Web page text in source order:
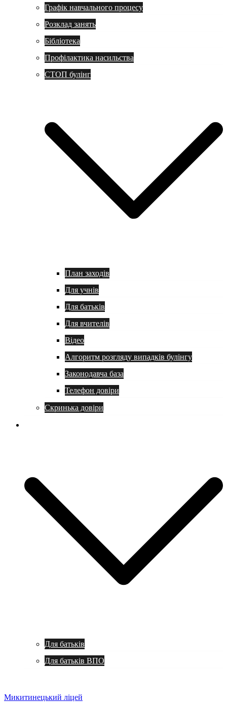
Графік навчального процесу
Розклад занять
Бібліотека
Профілактика насильства
СТОП булінг
План заходів
Для учнів
Для батьків
Для вчителів
Відео
Алгоритм розгляду випадків булінгу
Законодавча база
Телефон довіри
Скринька довіри
Для батьків
Для батьків ВПО
Микитинецький ліцей